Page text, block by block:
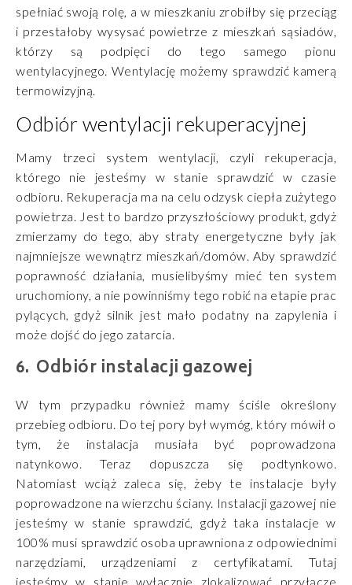
spełniać swoją rolę, a w mieszkaniu zrobiłby się przeciąg
i przestałoby wysysać powietrze z mieszkań sąsiadów,
którzy są podpięci do tego samego pionu
wentylacyjnego. Wentylację możemy sprawdzić kamerą
termowizyjną.
Odbiór wentylacji rekuperacyjnej
Mamy trzeci system wentylacji, czyli rekuperacja,
którego nie jesteśmy w stanie sprawdzić w czasie
odbioru. Rekuperacja ma na celu odzysk ciepła zużytego
powietrza. Jest to bardzo przyszłościowy produkt, gdyż
zmierzamy do tego, aby straty energetyczne były jak
najmniejsze wewnątrz mieszkań/domów. Aby sprawdzić
poprawność działania, musielibyśmy mieć ten system
uruchomiony, a nie powinniśmy tego robić na etapie prac
pylących, gdyż silnik jest mało podatny na zapylenia i
może dojść do jego zatarcia.
Odbiór instalacji gazowej
W tym przypadku również mamy ściśle określony
przebieg odbioru. Do tej pory był wymóg, który mówił o
tym, że instalacja musiała być poprowadzona
natynkowo. Teraz dopuszcza się podtynkowo.
Natomiast wciąż zaleca się, żeby te instalacje były
poprowadzone na wierzchu ściany. Instalacji gazowej nie
jesteśmy w stanie sprawdzić, gdyż taka instalacje w
100% musi sprawdzić osoba uprawniona z odpowiednimi
narzędziami, urządzeniami z certyfikatami. Tutaj
jesteśmy w stanie wyłącznie zlokalizować przyłącze